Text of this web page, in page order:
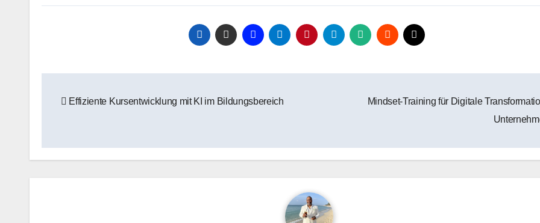
Effiziente Kursentwicklung mit KI im Bildungsbereich
Mindset-Training für Digitale